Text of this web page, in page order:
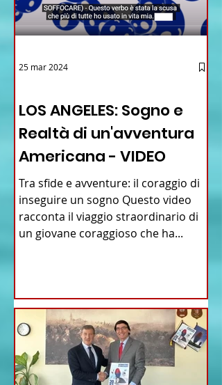
LOS ANGELES: Sogno e
Realtà di un'avventura
Americana - VIDEO
Tra sfide e avventure: il coraggio di
inseguire un sogno Questo video
racconta il viaggio straordinario di
un giovane coraggioso che ha...
25 mar 2024